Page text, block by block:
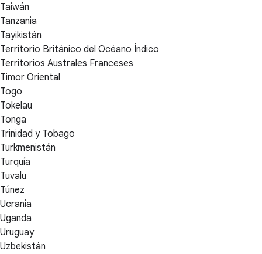
Taiwán
Tanzania
Tayikistán
Territorio Británico del Océano Índico
Territorios Australes Franceses
Timor Oriental
Togo
Tokelau
Tonga
Trinidad y Tobago
Turkmenistán
Turquía
Tuvalu
Túnez
Ucrania
Uganda
Uruguay
Uzbekistán